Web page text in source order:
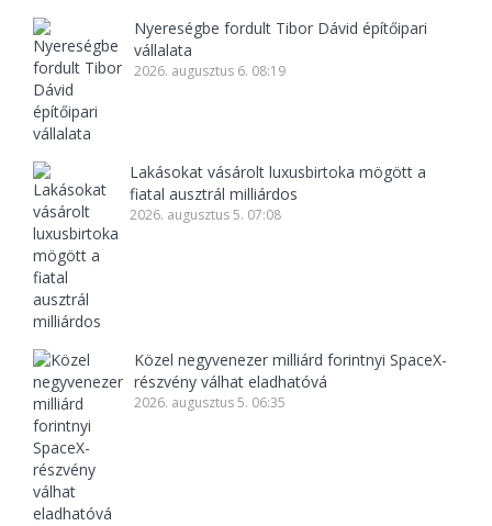
Nyereségbe fordult Tibor Dávid építőipari
vállalata
2026. augusztus 6. 08:19
Lakásokat vásárolt luxusbirtoka mögött a
fiatal ausztrál milliárdos
2026. augusztus 5. 07:08
Közel negyvenezer milliárd forintnyi SpaceX-
részvény válhat eladhatóvá
2026. augusztus 5. 06:35